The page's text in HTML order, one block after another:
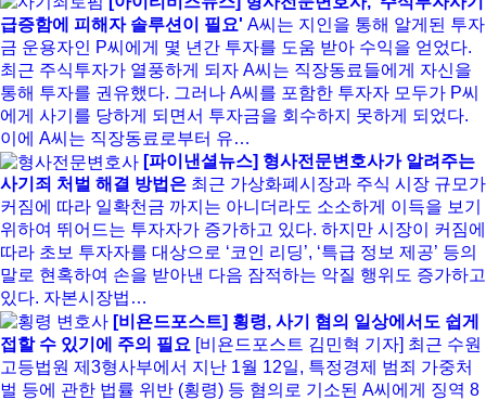
급증함에 피해자 솔루션이 필요' A씨는 지인을 통해 알게된 투자
금 운용자인 P씨에게 몇 년간 투자를 도움 받아 수익을 얻었다.
최근 주식투자가 열풍하게 되자 A씨는 직장동료들에게 자신을
통해 투자를 권유했다. 그러나 A씨를 포함한 투자자 모두가 P씨
에게 사기를 당하게 되면서 투자금을 회수하지 못하게 되었다.
이에 A씨는 직장동료로부터 유…
[파이낸셜뉴스] 형사전문변호사가 알려주는
사기죄 처벌 해결 방법은 최근 가상화폐시장과 주식 시장 규모가
커짐에 따라 일확천금 까지는 아니더라도 소소하게 이득을 보기
위하여 뛰어드는 투자자가 증가하고 있다. 하지만 시장이 커짐에
따라 초보 투자자를 대상으로 ‘코인 리딩’, ‘특급 정보 제공’ 등의
말로 현혹하여 손을 받아낸 다음 잠적하는 악질 행위도 증가하고
있다. 자본시장법…
[비욘드포스트] 횡령, 사기 혐의 일상에서도 쉽게
접할 수 있기에 주의 필요 [비욘드포스트 김민혁 기자] 최근 수원
고등법원 제3형사부에서 지난 1월 12일, 특정경제 범죄 가중처
벌 등에 관한 법률 위반 (횡령) 등 혐의로 기소된 A씨에게 징역 8